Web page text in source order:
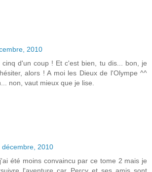
2010
cinq d'un coup ! Et c'est bien, tu dis... bon, je
alors ! A moi les Dieux de l'Olympe ^^
non, vaut mieux que je lise.
décembre, 2010
été moins convaincu par ce tome 2 mais je